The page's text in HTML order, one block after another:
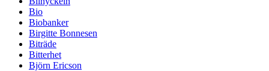
Bio
Biobanker
Birgitte Bonnesen
Biträde
Bitterhet
Björn Ericson